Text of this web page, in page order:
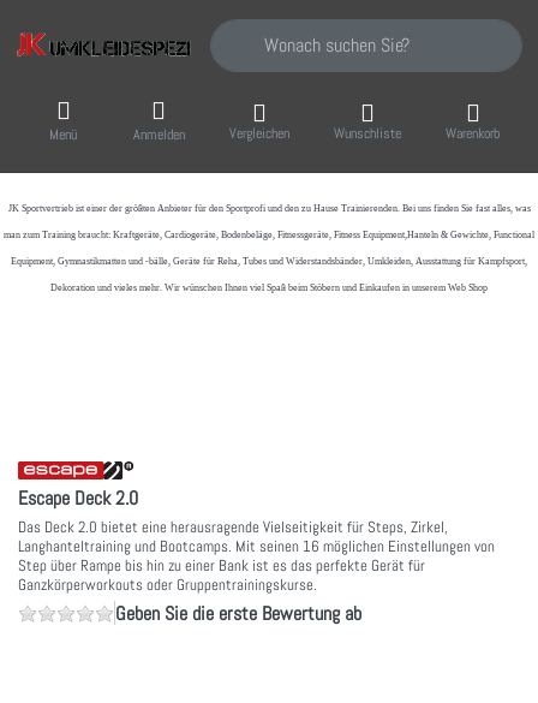
Geben Sie einen Suchbegriff ein. Während
Menü Anmelden Vergleichen Wunschliste Warenkorb
JK Sportvertrieb ist einer der größten Anbieter für den Sportprofi und den zu Hause Trainierenden. Bei uns finden Sie fast alles, was
man zum Training braucht: Kraftgeräte, Cardiogeräte, Bodenbeläge, Fitnessgeräte, Fitness Equipment,Hanteln & Gewichte, Functional
Equipment, Gymnastikmatten und -bälle, Geräte für Reha, Tubes und Widerstandsbänder, Umkleiden, Ausstattung für Kampfsport,
Dekoration und vieles mehr. Wir wünschen Ihnen viel Spaß beim Stöbern und Einkaufen in unserem Web Shop
Escape Deck 2.0
Das Deck 2.0 bietet eine herausragende Vielseitigkeit für Steps, Zirkel,
Langhanteltraining und Bootcamps. Mit seinen 16 möglichen Einstellungen von
Step über Rampe bis hin zu einer Bank ist es das perfekte Gerät für
Ganzkörperworkouts oder Gruppentrainingskurse.
Geben Sie die erste Bewertung ab